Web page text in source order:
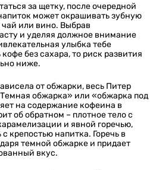
за щетку, после очередной
может окрашивать зубную
или вино. Выбрав
и уделяя должное внимание
улыбка тебе
без сахара, то риск развития
ниже.
от обжарки, весь Питер
обжарка» или «обжарка под
на содержание кофеина в
об обратном – плотное тело с
и явной горечью,
крепостью напитка. Горечь в
темной обжарке и придает
вкус.